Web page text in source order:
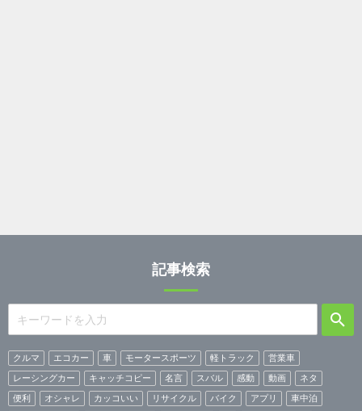
記事検索
クルマ エコカー 車 モータースポーツ 軽トラック
営業車
レーシングカー
キャッチコピー 名言 スバル 感動 動画
ネタ
便利
オシャレ カッコいい リサイクル バイク アプリ
車中泊